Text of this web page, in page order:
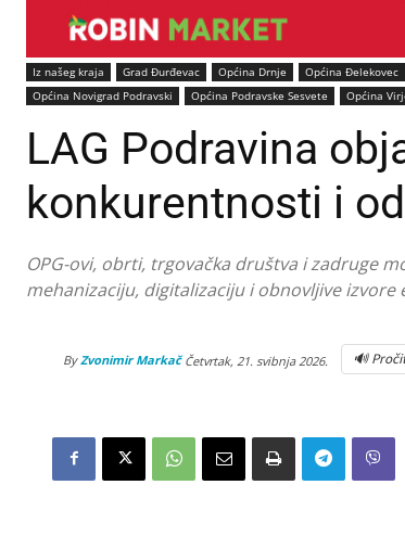
Iz našeg kraja Grad Đurđevac Općina Drnje Općina Đelekovec
Općina Novigrad Podravski
Općina Podravske Sesvete Općina
LAG Podravina
konkurentnosti i
OPG-ovi, obrti, trgovačka društva i zadruge
mehanizaciju, digitalizaciju i obnovljive
By Zvonimir Markač Četvrtak, 21. svibnja 2026. 🔊